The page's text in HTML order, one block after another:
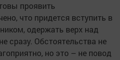
проявить
что придется вступить в
одержать верх над
сразу. Обстоятельства не
но это – не повод